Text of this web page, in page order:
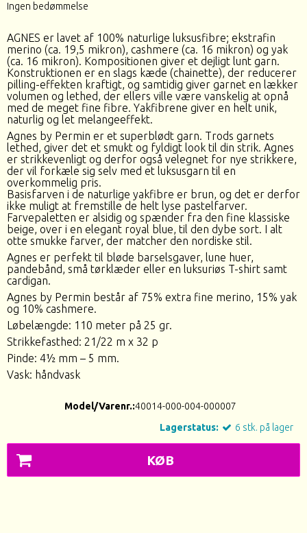
Ingen bedømmelse
AGNES er lavet af 100% naturlige luksusfibre; ekstrafin
merino (ca. 19,5 mikron), cashmere (ca. 16 mikron) og yak
(ca. 16 mikron). Kompositionen giver et dejligt lunt garn.
Konstruktionen er en slags kæde (chainette), der reducerer
pilling-effekten kraftigt, og samtidig giver garnet en lækker
volumen og lethed, der ellers ville være vanskelig at opnå
med de meget fine fibre. Yakfibrene giver en helt unik,
naturlig og let melangeeffekt.
Agnes by Permin er et superblødt garn. Trods garnets
lethed, giver det et smukt og fyldigt look til din strik. Agnes
er strikkevenligt og derfor også velegnet for nye strikkere,
der vil forkæle sig selv med et luksusgarn til en
overkommelig pris.
Basisfarven i de naturlige yakfibre er brun, og det er derfor
ikke muligt at fremstille de helt lyse pastelfarver.
Farvepaletten er alsidig og spænder fra den fine klassiske
beige, over i en elegant royal blue, til den dybe sort. I alt
otte smukke farver, der matcher den nordiske stil.
Agnes er perfekt til bløde barselsgaver, lune huer,
pandebånd, små tørklæder eller en luksuriøs T-shirt samt
cardigan.
Agnes by Permin består af 75% extra fine merino, 15% yak
og 10% cashmere.
Løbelængde: 110 meter på 25 gr.
Strikkefasthed: 21/22 m x 32 p
Pinde: 4½ mm – 5 mm.
Vask: håndvask
Model/Varenr.:40014-000-004-000007
Lagerstatus:
6 stk. på lager
KØB